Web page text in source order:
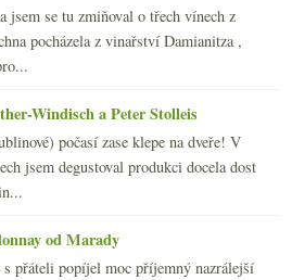
jsem se tu zmiňoval o třech vínech z
pocházela z vinařství Damianitza ,
Windisch a Peter Stolleis
počasí zase klepe na dveře! V
jsem degustoval produkci docela dost
od Marady
přáteli popíjel moc příjemný nazrálejší